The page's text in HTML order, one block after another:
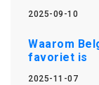
2025-09-10
Waarom
favoriet is
2025-11-07